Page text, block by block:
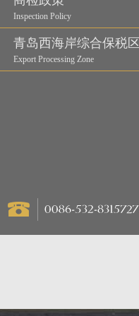
Inspection Policy
青岛西海岸综合保税区
Export Processing Zone